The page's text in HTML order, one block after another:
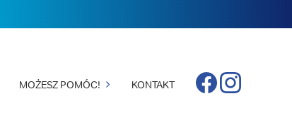
MOŻESZ POMÓC! KONTAKT FacebookInstagram